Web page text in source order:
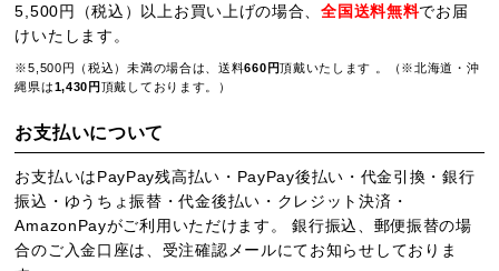
5,500円（税込）以上お買い上げの場合、全国送料無料でお届
けいたします。
※5,500円（税込）未満の場合は、送料660円頂戴いたします 。（※北海道・沖
縄県は1,430円 頂戴しております。）
お支払いについて
お支払いはPayPay残高払い・PayPay後払い・代金引換・銀行
振込・ゆうちょ振替・代金後払い・クレジット決済・
AmazonPayがご利用いただけます。 銀行振込、郵便振替の場
合のご入金口座は、受注確認メールにてお知らせしておりま